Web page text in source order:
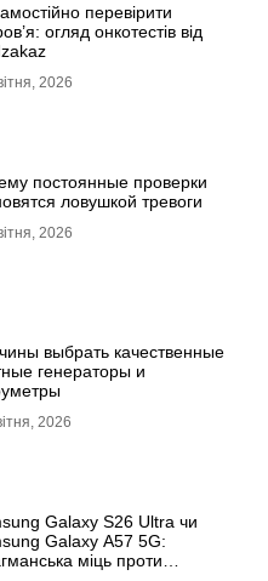
перевірити
огляд онкотестів від
2026
постоянные проверки
ловушкой тревоги
2026
выбрать качественные
генераторы и
2026
Galaxy S26 Ultra чи
Galaxy A57 5G:
міць проти